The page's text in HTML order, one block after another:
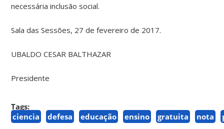
necessária inclusão social.
Sala das Sessões, 27 de fevereiro de 2017.
UBALDO CESAR BALTHAZAR
Presidente
Tags:
ciencia
defesa educação ensino gratuita nota